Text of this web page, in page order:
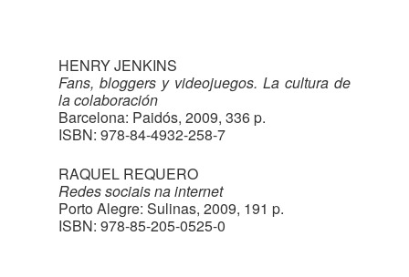
HENRY JENKINS
Fans, bloggers y videojuegos. La cultura de
la colaboración
Barcelona: Paidós, 2009, 336 p.
ISBN: 978-84-4932-258-7
RAQUEL REQUERO
Redes sociais na internet
Porto Alegre: Sulinas, 2009, 191 p.
ISBN: 978-85-205-0525-0